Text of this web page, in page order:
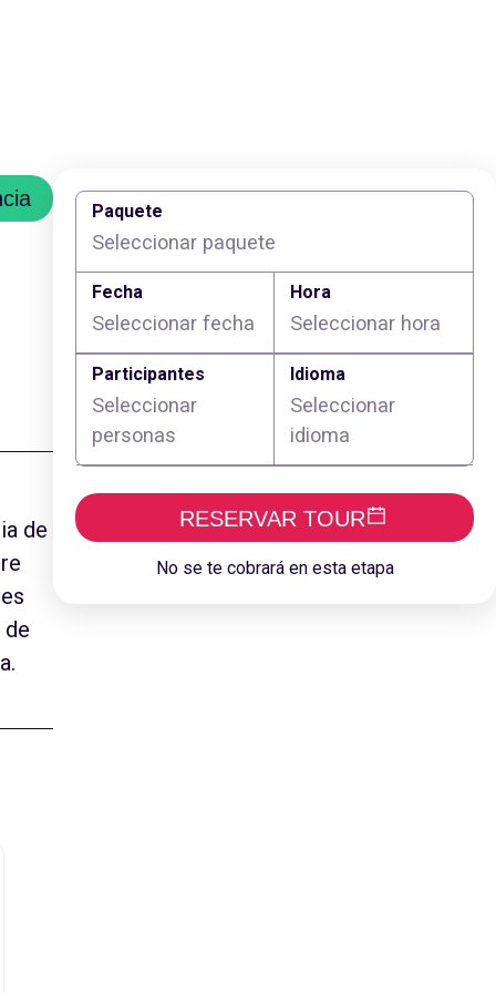
de
Paquete
Seleccionar paquete
Fecha
Seleccionar fecha
Hora
Seleccionar hora
Participantes
Seleccionar
personas
Idioma
Seleccionar
idioma
RESERVAR TOUR
No se te cobrará en esta etapa